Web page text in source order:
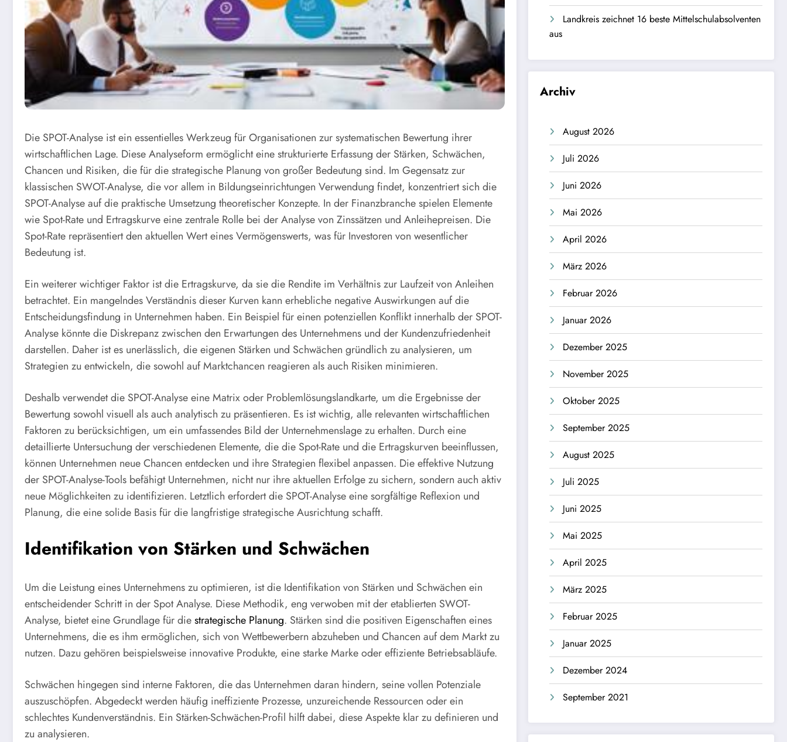
Die SPOT-Analyse ist ein essentielles Werkzeug für Organisationen zur systematischen Bewertung ihrer
wirtschaftlichen Lage. Diese Analyseform ermöglicht eine strukturierte Erfassung der Stärken, Schwächen,
Chancen und Risiken, die für die strategische Planung von großer Bedeutung sind. Im Gegensatz zur
klassischen SWOT-Analyse, die vor allem in Bildungseinrichtungen Verwendung findet, konzentriert sich die
SPOT-Analyse auf die praktische Umsetzung theoretischer Konzepte. In der Finanzbranche spielen Elemente
wie Spot-Rate und Ertragskurve eine zentrale Rolle bei der Analyse von Zinssätzen und Anleihepreisen. Die
Spot-Rate repräsentiert den aktuellen Wert eines Vermögenswerts, was für Investoren von wesentlicher
Bedeutung ist.
Ein weiterer wichtiger Faktor ist die Ertragskurve, da sie die Rendite im Verhältnis zur Laufzeit von Anleihen
betrachtet. Ein mangelndes Verständnis dieser Kurven kann erhebliche negative Auswirkungen auf die
Entscheidungsfindung in Unternehmen haben. Ein Beispiel für einen potenziellen Konflikt innerhalb der SPOT-
Analyse könnte die Diskrepanz zwischen den Erwartungen des Unternehmens und der Kundenzufriedenheit
darstellen. Daher ist es unerlässlich, die eigenen Stärken und Schwächen gründlich zu analysieren, um
Strategien zu entwickeln, die sowohl auf Marktchancen reagieren als auch Risiken minimieren.
Deshalb verwendet die SPOT-Analyse eine Matrix oder Problemlösungslandkarte, um die Ergebnisse der
Bewertung sowohl visuell als auch analytisch zu präsentieren. Es ist wichtig, alle relevanten wirtschaftlichen
Faktoren zu berücksichtigen, um ein umfassendes Bild der Unternehmenslage zu erhalten. Durch eine
detaillierte Untersuchung der verschiedenen Elemente, die die Spot-Rate und die Ertragskurven beeinflussen,
können Unternehmen neue Chancen entdecken und ihre Strategien flexibel anpassen. Die effektive Nutzung
der SPOT-Analyse-Tools befähigt Unternehmen, nicht nur ihre aktuellen Erfolge zu sichern, sondern auch aktiv
neue Möglichkeiten zu identifizieren. Letztlich erfordert die SPOT-Analyse eine sorgfältige Reflexion und
Planung, die eine solide Basis für die langfristige strategische Ausrichtung schafft.
Identifikation von Stärken und Schwächen
Um die Leistung eines Unternehmens zu optimieren, ist die Identifikation von Stärken und Schwächen ein
entscheidender Schritt in der Spot Analyse. Diese Methodik, eng verwoben mit der etablierten SWOT-
Analyse, bietet eine Grundlage für diestrategische Planung. Stärken sind die positiven Eigenschaften eines
Unternehmens, die es ihm ermöglichen, sich von Wettbewerbern abzuheben und Chancen auf dem Markt zu
nutzen. Dazu gehören beispielsweise innovative Produkte, eine starke Marke oder effiziente Betriebsabläufe.
Schwächen hingegen sind interne Faktoren, die das Unternehmen daran hindern, seine vollen Potenziale
auszuschöpfen. Abgedeckt werden häufig ineffiziente Prozesse, unzureichende Ressourcen oder ein
schlechtes Kundenverständnis. Ein Stärken-Schwächen-Profil hilft dabei, diese Aspekte klar zu definieren und
zu analysieren.
Landkreis zeichnet 16 beste Mittelschulabsolventen
aus
Archiv
August 2026
Juli 2026
Juni 2026
Mai 2026
April 2026
März 2026
Februar 2026
Januar 2026
Dezember 2025
November 2025
Oktober 2025
September 2025
August 2025
Juli 2025
Juni 2025
Mai 2025
April 2025
März 2025
Februar 2025
Januar 2025
Dezember 2024
September 2021